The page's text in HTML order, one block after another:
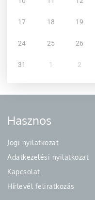
17 18 19
24 25 26
31 1 2
Hasznos
Jogi nyilatkozat
Adatkezelési nyilatkozat
Kapcsolat
Hírlevél feliratkozás